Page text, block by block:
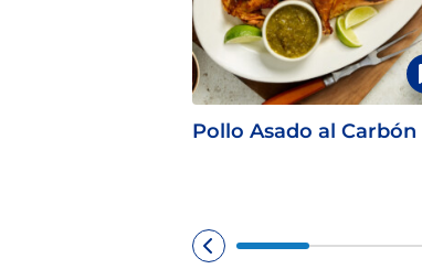
Pollo Asado al Carbón